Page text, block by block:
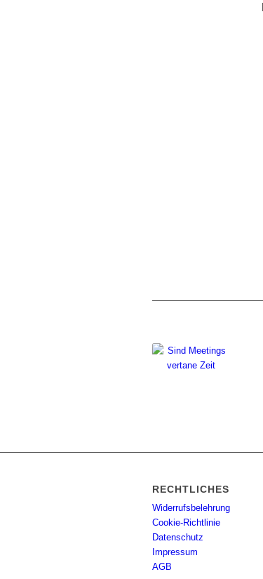
RECHTLICHES
Widerrufsbelehrung
Cookie-Richtlinie
Datenschutz
Impressum
AGB